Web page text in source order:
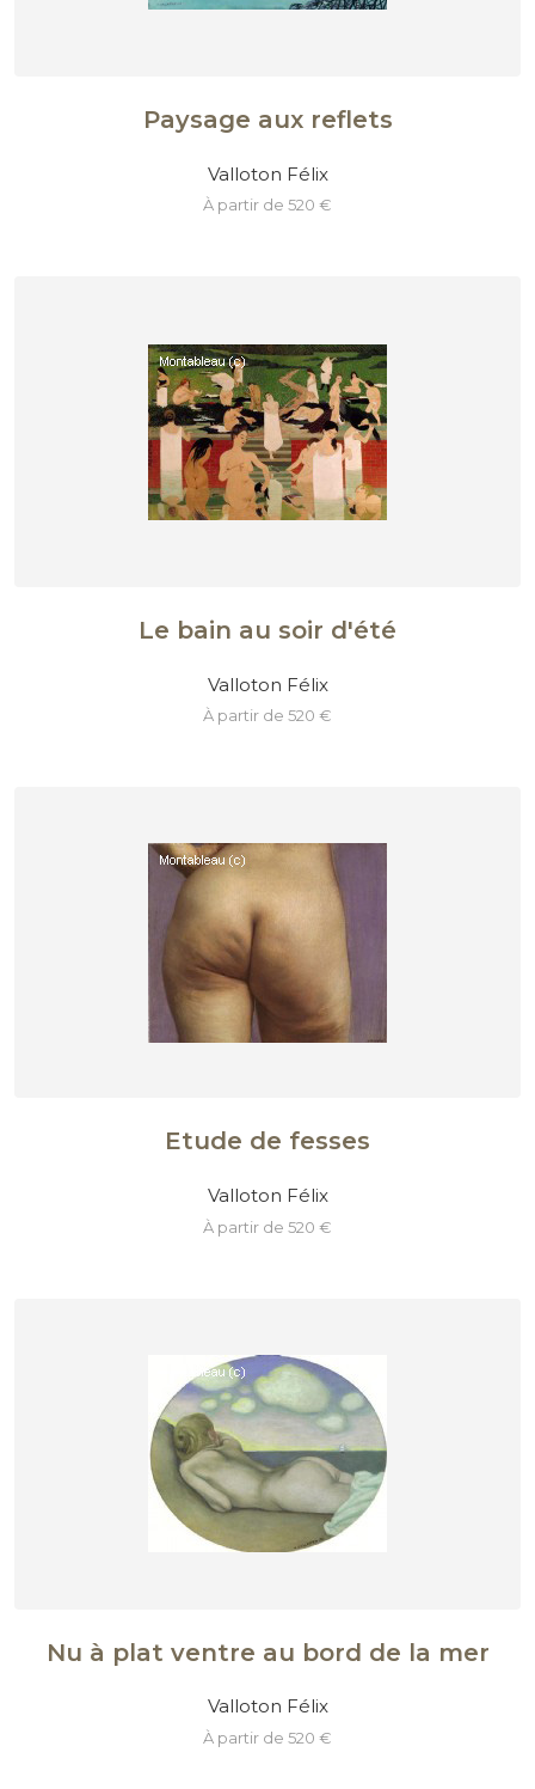
Paysage aux reflets
Valloton Félix
à partir de 520 €
Le bain au soir d'été
Valloton Félix
à partir de 520 €
Etude de fesses
Valloton Félix
à partir de 520 €
Nu à plat ventre au bord de la mer
Valloton Félix
à partir de 520 €